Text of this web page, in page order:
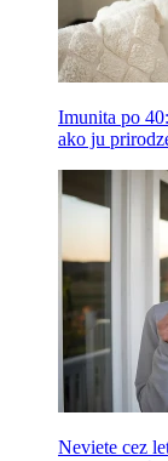
Imunita po
ako ju
Neviete cez